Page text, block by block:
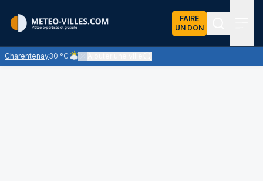
FAIRE
UN DON
Charentenay30 °C
Ciel nuageux - les éclaircies et les nuages se